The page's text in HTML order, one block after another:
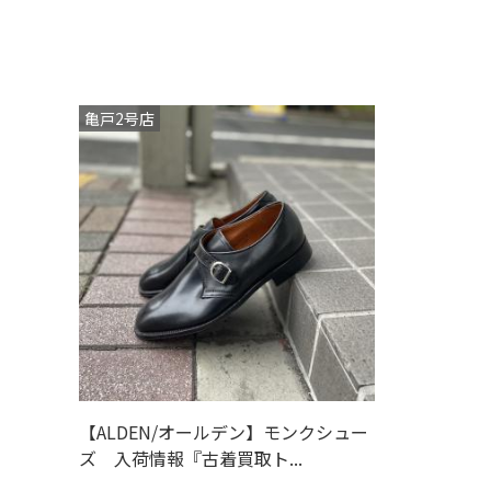
亀戸2号店
【ALDEN/オールデン】モンクシュー
ズ 入荷情報『古着買取ト...